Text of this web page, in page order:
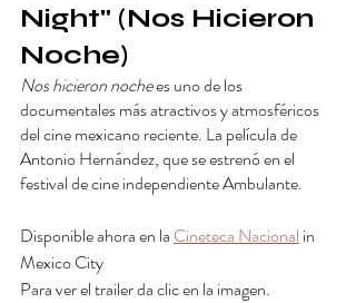
Night" (Nos Hicieron
Noche)
Nos hicieron noche es uno de los
documentales más atractivos y atmosféricos
del cine mexicano reciente. La película de
Antonio Hernández, quese estrenó en el
festival de cine independiente Ambulante.
Disponible ahora en la Cineteca Nacional in
Mexico City
Para ver el trailer da clic en la imagen.